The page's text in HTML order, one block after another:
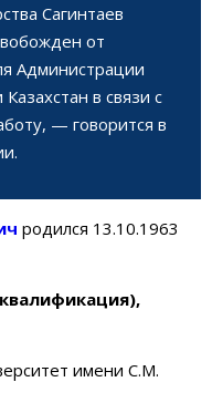
Сагинтаев
от
Администрации
в связи с
— говорится в
родился 13.10.1963
имени С.М.